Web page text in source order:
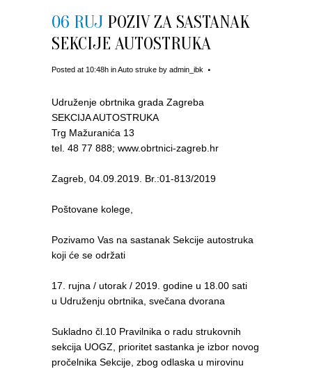
06 RUJ POZIV ZA SASTANAK
SEKCIJE AUTOSTRUKA
Posted at 10:48h inAuto struke by admin_ibk
Udruženje obrtnika grada Zagreba
SEKCIJA AUTOSTRUKA
Trg Mažuranića 13
tel. 48 77 888; www.obrtnici-zagreb.hr
Zagreb, 04.09.2019. Br.:01-813/2019
Poštovane kolege,
Pozivamo Vas na sastanak Sekcije autostruka
koji će se održati
17. rujna / utorak / 2019. godine u 18.00 sati
u Udruženju obrtnika, svečana dvorana
Sukladno čl.10 Pravilnika o radu strukovnih
sekcija UOGZ, prioritet sastanka je izbor novog
pročelnika Sekcije, zbog odlaska u mirovinu